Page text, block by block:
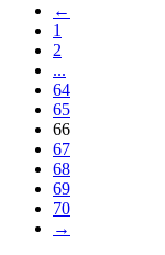
←
1
2
...
64
65
66
67
68
69
70
→